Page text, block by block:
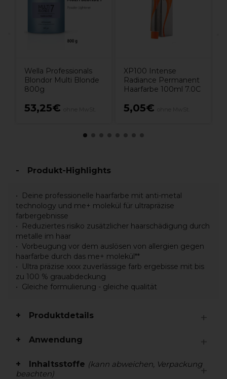
Wella Professionals
Blondor Multi Blonde
800g
53,25€
XP100 Intense
Radiance Permanent
Haarfarbe 100ml 7.0C
5,05€
Produkt-Highlights
Deine professionelle haarfarbe mit anti-metal
technology und me+ molekül für ultrapräzise
farbergebnisse
Reduziertes risiko zusätzlicher haarschädigung durch
metalle im haar
Vorbeugung vor dem auslösen von allergien gegen
haarfarbe durch das me+ molekül**
Ultra präzise xxxx zuverlässige farb ergebisse mit bis
zu 100 % grauabdeckung
Gleiche formulierung - gleiche qualität
Produktdetails
Anwendung
Inhaltsstoffe (kann abweichen, Verpackung
beachten)